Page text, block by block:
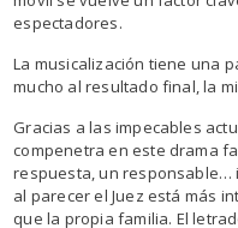
espectadores.
La musicalización tiene una
mucho al resultado final, la
Gracias a las impecables
compenetra en este drama
respuesta, un responsable…
al parecer el Juez está más
que la propia familia. El